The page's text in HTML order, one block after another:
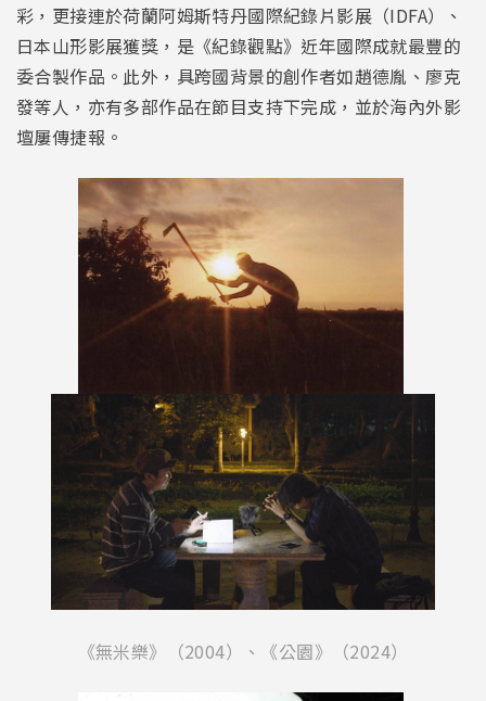
彩，更接連於荷蘭阿姆斯特丹國際紀錄片影展（IDFA）、
日本山形影展獲獎，是《紀錄觀點》近年國際成就最豐的
委合製作品。此外，具跨國背景的創作者如趙德胤、廖克
發等人，亦有多部作品在節目支持下完成，並於海內外影
壇屢傳捷報。
《無米樂》（2004）、《公園》（2024）